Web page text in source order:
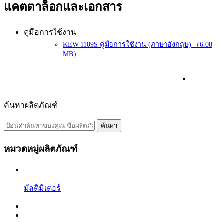
แคตตาล็อกและเอกสาร
คู่มือการใช้งาน
KEW 1109S คู่มือการใช้งาน (ภาษาอังกฤษ) （6.08
MB）
ค้นหาผลิตภัณฑ์
ค้นหา
หมวดหมู่ผลิตภัณฑ์
มัลติมิเตอร์